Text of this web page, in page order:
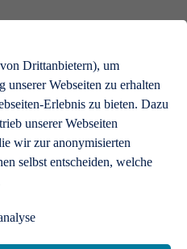
Drittanbietern), um
Webseiten zu erhalten
Erlebnis zu bieten. Dazu
unserer Webseiten
wir zur anonymisierten
selbst entscheiden, welche
eine Bühne